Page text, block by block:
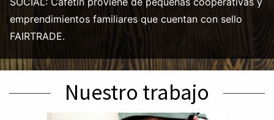
emprendimientos familiares que cuentan con sello
FAIRTRADE.
Nuestro trabajo